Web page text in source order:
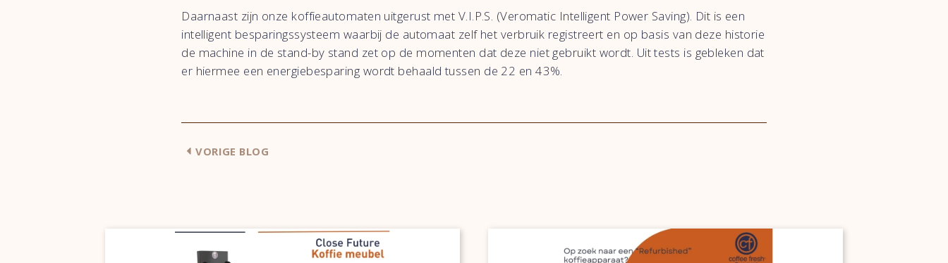
Daarnaast zijn onze koffieautomaten uitgerust met V.I.P.S. (Veromatic Intelligent Power Saving). Dit is een
intelligent besparingssysteem waarbij de automaat zelf het verbruik registreert en op basis van deze historie
de machine in de stand-by stand zet op de momenten dat deze niet gebruikt wordt. Uit tests is gebleken dat
er hiermee een energiebesparing wordt behaald tussen de 22 en 43%.
VORIGE BLOG